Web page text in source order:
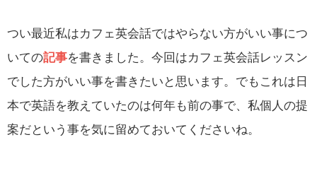
つい最近私はカフェ英会話ではやらない方がいい事につ
いての記事を書きました。今回はカフェ英会話レッスン
でした方がいい事を書きたいと思います。でもこれは日
本で英語を教えていたのは何年も前の事で、私個人の提
案だという事を気に留めておいてくださいね。